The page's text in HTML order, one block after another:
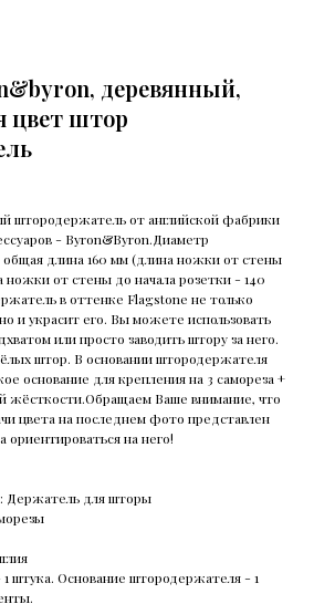
деревянный,
цвет штор
штородержатель от английской фабрики
- Byron&Byron.Диаметр
длина 160 мм (длина ножки от стены
ножки от стены до начала розетки - 140
в оттенке Flagstone не только
и украсит его. Вы можете использовать
или просто заводить штору за него.
штор. В основании штородержателя
основание для крепления на 3 самореза +
жёсткости.Обращаем Ваше внимание, что
цвета на последнем фото представлен
ориентироваться на него!
Держатель для шторы
штука. Основание штородержателя - 1